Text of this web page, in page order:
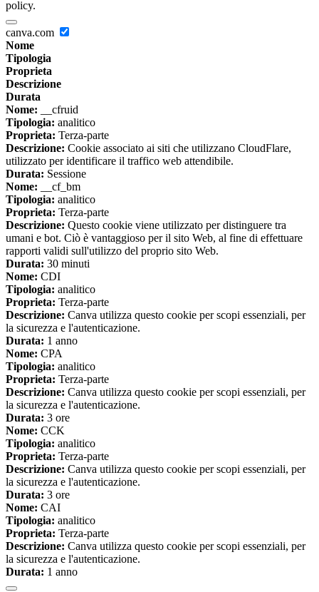
policy.
canva.com
Nome
Tipologia
Proprieta
Descrizione
Durata
Nome: __cfruid
Tipologia: analitico
Proprieta: Terza-parte
Descrizione: Cookie associato ai siti che utilizzano CloudFlare,
utilizzato per identificare il traffico web attendibile.
Durata: Sessione
Nome: __cf_bm
Tipologia: analitico
Proprieta: Terza-parte
Descrizione: Questo cookie viene utilizzato per distinguere tra
umani e bot. Ciò è vantaggioso per il sito Web, al fine di effettuare
rapporti validi sull'utilizzo del proprio sito Web.
Durata: 30 minuti
Nome: CDI
Tipologia: analitico
Proprieta: Terza-parte
Descrizione: Canva utilizza questo cookie per scopi essenziali, per
la sicurezza e l'autenticazione.
Durata: 1 anno
Nome: CPA
Tipologia: analitico
Proprieta: Terza-parte
Descrizione: Canva utilizza questo cookie per scopi essenziali, per
la sicurezza e l'autenticazione.
Durata: 3 ore
Nome: CCK
Tipologia: analitico
Proprieta: Terza-parte
Descrizione: Canva utilizza questo cookie per scopi essenziali, per
la sicurezza e l'autenticazione.
Durata: 3 ore
Nome: CAI
Tipologia: analitico
Proprieta: Terza-parte
Descrizione: Canva utilizza questo cookie per scopi essenziali, per
la sicurezza e l'autenticazione.
Durata: 1 anno